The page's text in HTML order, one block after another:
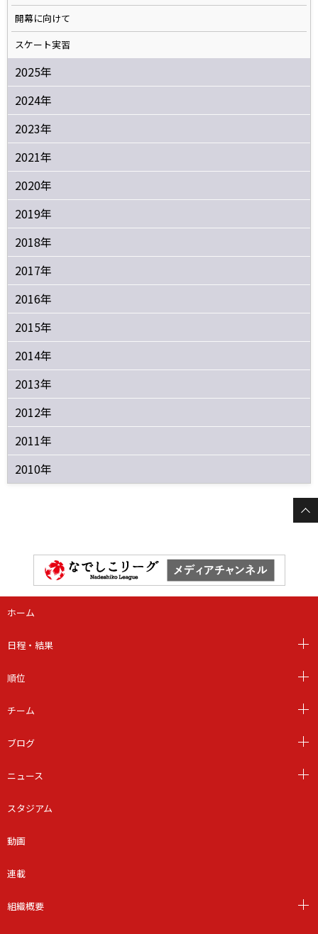
開幕に向けて
スケート実習
2025年
2024年
2023年
2021年
2020年
2019年
2018年
2017年
2016年
2015年
2014年
2013年
2012年
2011年
2010年
ホーム
日程・結果
順位
チーム
ブログ
ニュース
スタジアム
動画
連載
組織概要